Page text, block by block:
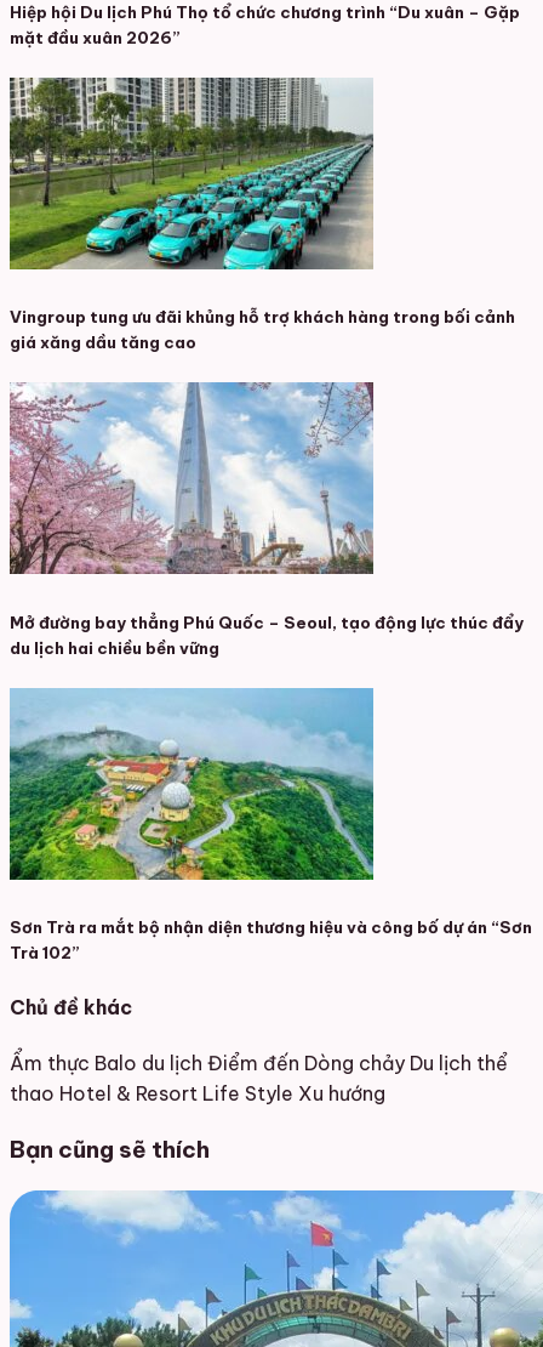
Hiệp hội Du lịch Phú Thọ tổ chức chương trình “Du xuân – Gặp
mặt đầu xuân 2026”
Vingroup tung ưu đãi khủng hỗ trợ khách hàng trong bối cảnh
giá xăng dầu tăng cao
Mở đường bay thẳng Phú Quốc – Seoul, tạo động lực thúc đẩy
du lịch hai chiều bền vững
Sơn Trà ra mắt bộ nhận diện thương hiệu và công bố dự án “Sơn
Trà 102”
Chủ đề khác
Ẩm thực Balo du lịch Điểm đến Dòng chảy Du lịch thể
thao Hotel & Resort Life Style Xu hướng
Bạn cũng sẽ thích